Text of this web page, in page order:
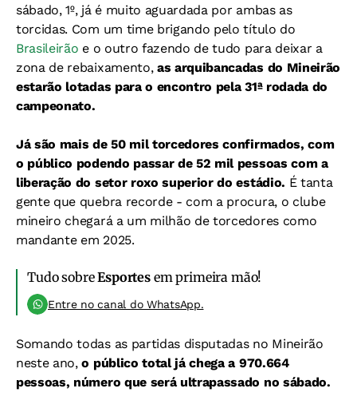
sábado, 1º, já é muito aguardada por ambas as
torcidas. Com um time brigando pelo título do
Brasileirão e o outro fazendo de tudo para deixar a
zona de rebaixamento,as arquibancadas do Mineirão
estarão lotadas para o encontro pela 31ª rodada do
campeonato.
Já são mais de 50 mil torcedores confirmados, com
o público podendo passar de 52 mil pessoas com a
liberação do setor roxo superior do estádio. É tanta
gente que quebra recorde - com a procura, o clube
mineiro chegará a um milhão de torcedores como
mandante em 2025.
Tudo sobreEsportesem primeira mão!
Entre no canal do WhatsApp.
Somando todas as partidas disputadas no Mineirão
neste ano,o público total já chega a 970.664
pessoas, número que será ultrapassado no sábado.